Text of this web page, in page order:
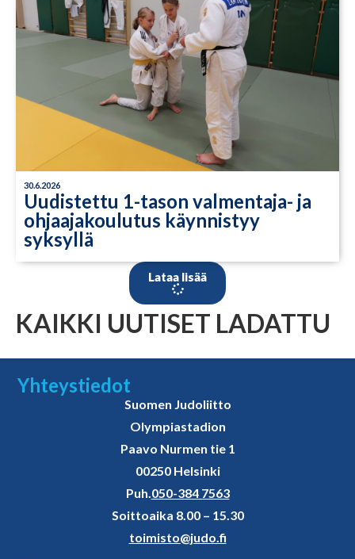
30.6.2026
Uudistettu 1-tason valmentaja- ja
ohjaajakoulutus käynnistyy
syksyllä
Lataa lisää
KAIKKI UUTISET LADATTU
Yhteystiedot
Suomen Judoliitto
Olympiastadion
Paavo Nurmen tie 1
00250 Helsinki
Puh. 050-384 7563
Soittoaika 8.00 – 15.30
toimisto@judo.fi